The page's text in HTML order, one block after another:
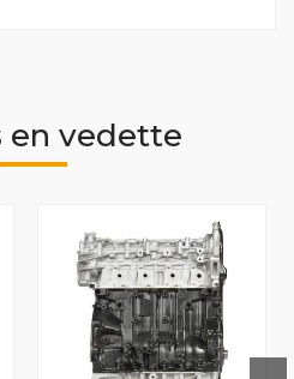
en vedette